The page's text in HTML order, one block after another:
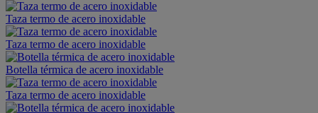
Taza termo de acero inoxidable
Taza termo de acero inoxidable
Botella térmica de acero inoxidable
Taza termo de acero inoxidable